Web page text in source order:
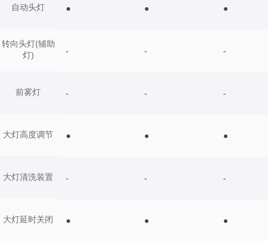
自动头灯
转向头灯(辅助
灯)
前雾灯
大灯高度调节
大灯清洗装置
大灯延时关闭
● ● ●
- - -
- - -
● ● ●
- - -
● ● ●